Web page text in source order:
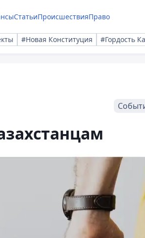
СтатьиПроисшествияПраво
#Новая Конституция #Гордость